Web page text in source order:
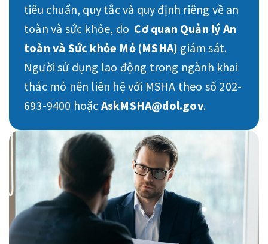
tiêu chuẩn, quy tắc và quy định riêng về an
toàn và sức khỏe, do Cơ quan Quản lý An
toàn và Sức khỏe Mỏ (MSHA) giám sát.
Người sử dụng lao động trong ngành khai
thác mỏ nên liên hệ với MSHA theo số 202-
693-9400 hoặc AskMSHA@dol.gov.